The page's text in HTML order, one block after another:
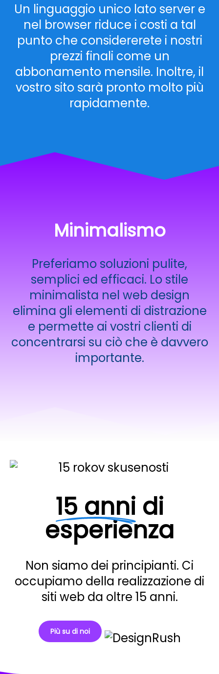
Un linguaggio unico lato server e
nel browser riduce i costi a tal
punto che considererete i nostri
prezzi finali come un
abbonamento mensile. Inoltre, il
vostro sito sarà pronto molto più
rapidamente.
Minimalismo
Preferiamo soluzioni pulite,
semplici ed efficaci. Lo stile
minimalista nel web design
elimina gli elementi di distrazione
e permette ai vostri clienti di
concentrarsi su ciò che è davvero
importante.
15 anni di
esperienza
Non siamo dei principianti. Ci
occupiamo della realizzazione di
siti web da oltre 15 anni.
Più su di noi